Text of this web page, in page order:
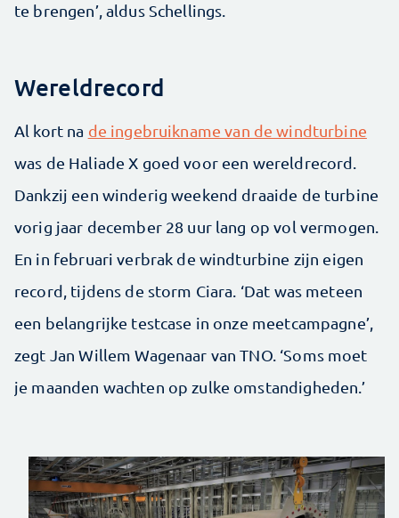
te brengen’, aldus Schellings.
Wereldrecord
Al kort na de ingebruikname van de windturbine
was de Haliade X goed voor een wereldrecord.
Dankzij een winderig weekend draaide de turbine
vorig jaar december 28 uur lang op vol vermogen.
En in februari verbrak de windturbine zijn eigen
record, tijdens de storm Ciara. ‘Dat was meteen
een belangrijke testcase in onze meetcampagne’,
zegt Jan Willem Wagenaar van TNO. ‘Soms moet
je maanden wachten op zulke omstandigheden.’